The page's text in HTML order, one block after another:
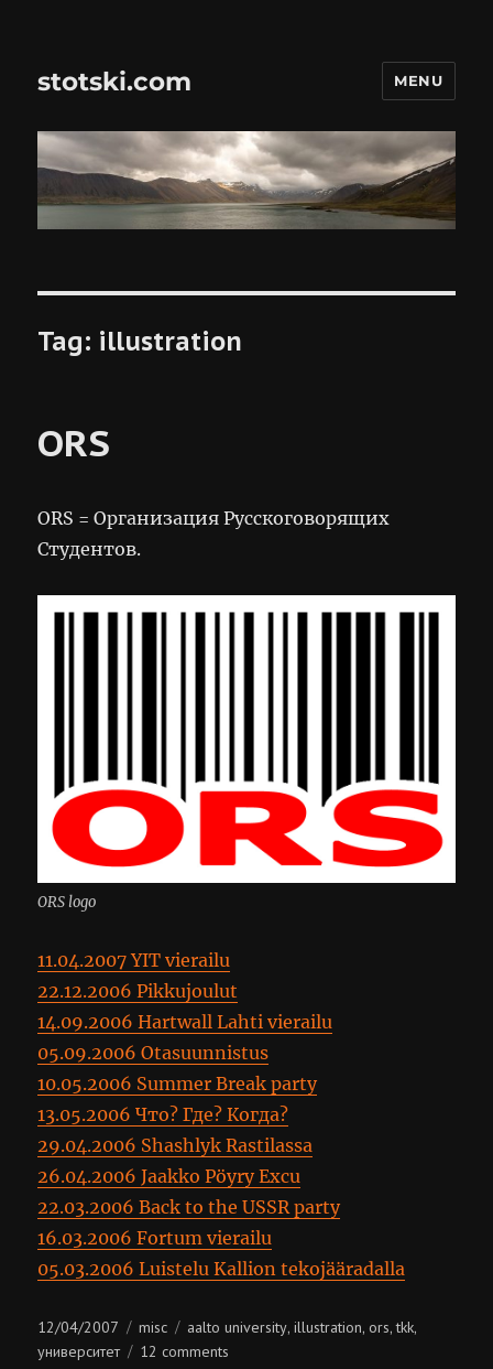
stotski.com MENU
Tag: illustration
ORS
ORS = Организация Русскоговорящих
Студентов.
ORS logo
11.04.2007 YIT vierailu
22.12.2006 Pikkujoulut
14.09.2006 Hartwall Lahti vierailu
05.09.2006 Otasuunnistus
10.05.2006 Summer Break party
13.05.2006 Что? Где? Когда?
29.04.2006 Shashlyk Rastilassa
26.04.2006 Jaakko Pöyry Excu
22.03.2006 Back to the USSR party
16.03.2006 Fortum vierailu
05.03.2006 Luistelu Kallion tekojääradalla
Posted
on
12/04/2007 Categories
misc Tags
aalto university,illustration,ors,tkk,
университет 12 comments